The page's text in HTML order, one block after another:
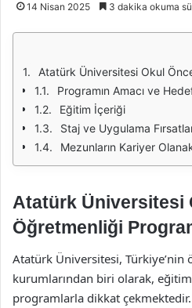
14 Nisan 2025 3 dakika okuma
Atatürk Üniversitesi Okul
Programın Amacı ve
Eğitim İçeriği
Staj ve Uygulama
Mezunların Kariyer
Atatürk Üniversitesi
Öğretmenliği
Atatürk Üniversitesi,
kurumlarından biri olarak,
programlarla dikkat